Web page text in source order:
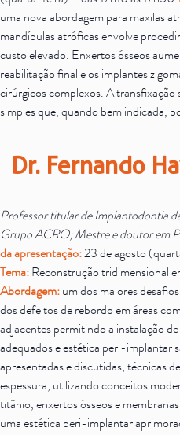
uma nova abordagem para maxilas
mandíbulas atróficas envolve
custo elevado. Enxertos ósseos
reabilitação final e os implantes
cirúrgicos complexos. A transfixação
simples que, quando bem indicada,
Dr. Fernando
Professor titular de Implantodontia
Grupo ACRO; Mestre e doutor em
da apresentação:23 de agosto
Tema: Reconstrução tridimensional
Abordagem: um dos maiores
dos defeitos de rebordo em áreas
adjacentes permitindo a instalação
adequados e estética peri-implantar
apresentadas e discutidas, técnicas
espessura, utilizando conceitos
titânio, enxertos ósseos e
uma estética peri-implantar